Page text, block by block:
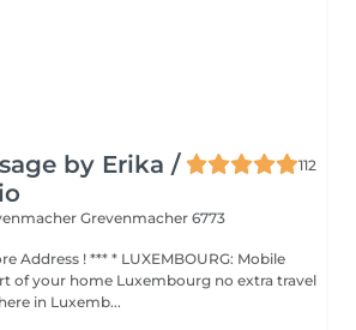
by Erika /
112
Grevenmacher 6773
* LUXEMBOURG: Mobile
of your home Luxembourg no extra travel
in Luxemb...